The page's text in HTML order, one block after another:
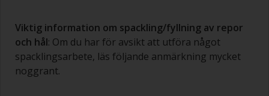
Viktig information om spackling/fyllning av repor
och hål: Om du har för avsikt att utföra något
spacklingsarbete, läs följande anmärkning mycket
noggrant.